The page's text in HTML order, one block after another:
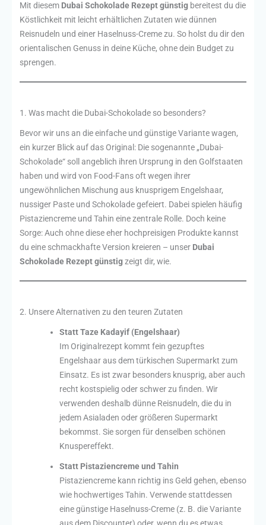
Mit diesem Dubai Schokolade Rezept günstig bereitest du die
Köstlichkeit mit leicht erhältlichen Zutaten wie dünnen
Reisnudeln und einer Haselnuss-Creme zu. So holst du dir den
orientalischen Genuss in deine Küche, ohne dein Budget zu
sprengen.
1. Was macht die Dubai-Schokolade so besonders?
Bevor wir uns an die einfache und günstige Variante wagen,
ein kurzer Blick auf das Original: Die sogenannte „Dubai-
Schokolade“ soll angeblich ihren Ursprung in den Golfstaaten
haben und wird von Food-Fans oft wegen ihrer
ungewöhnlichen Mischung aus knusprigem Engelshaar,
nussiger Paste und Schokolade gefeiert. Dabei spielen häufig
Pistaziencreme und Tahin eine zentrale Rolle. Doch keine
Sorge: Auch ohne diese eher hochpreisigen Produkte kannst
du eine schmackhafte Version kreieren – unser Dubai
Schokolade Rezept günstigzeigt dir, wie.
2. Unsere Alternativen zu den teuren Zutaten
Statt Taze Kadayif (Engelshaar)
Im Originalrezept kommt fein gezupftes
Engelshaar aus dem türkischen Supermarkt zum
Einsatz. Es ist zwar besonders knusprig, aber auch
recht kostspielig oder schwer zu finden. Wir
verwenden deshalb dünne Reisnudeln, die du in
jedem Asialaden oder größeren Supermarkt
bekommst. Sie sorgen für denselben schönen
Knuspereffekt.
Statt Pistaziencreme und Tahin
Pistaziencreme kann richtig ins Geld gehen, ebenso
wie hochwertiges Tahin. Verwende stattdessen
eine günstige Haselnuss-Creme (z. B. die Variante
aus dem Discounter) oder, wenn du es etwas